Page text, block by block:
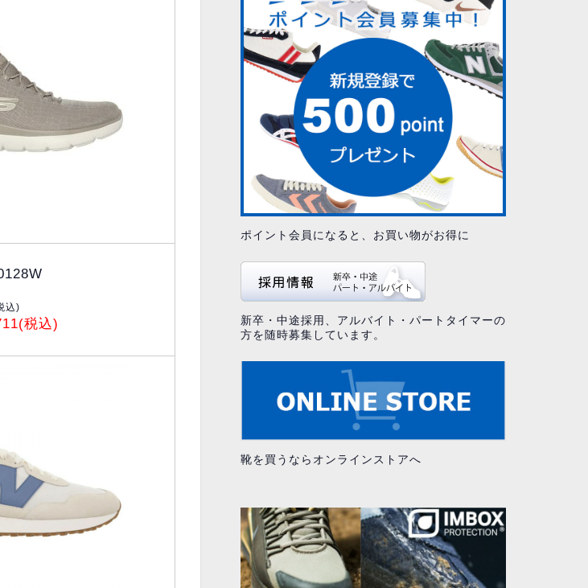
込)
税込)
ポイント会員になると、お買い物がお得に
新卒・中途採用、アルバイト・パートタイマーの
方を随時募集しています。
靴を買うならオンラインストアへ